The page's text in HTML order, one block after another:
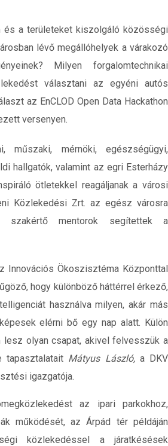
és a területeket kiszolgáló közösségi
lévő megállóhelyek a várakozó
Milyen forgalomtechnikai
választani az egyéni autós
az EnCLOD Open Data Hackathon
versenyen.
műszaki, mérnöki, egészségügyi,
hallgatók, valamint az egri Esterházy
ötletekkel reagáljanak a városi
Közlekedési Zrt. az egész városra
szakértő mentorok segítettek a
Innovációs Ökoszisztéma Központtal
hogy különböző háttérrel érkező,
használva milyen, akár más
elérni bő egy nap alatt. Külön
lesz olyan csapat, akivel felvesszük a
tapasztalatait Mátyus László,a DKV
igazgatója.
az ipari parkokhoz,
működését, az Árpád tér példáján
közlekedéssel a járatkésések